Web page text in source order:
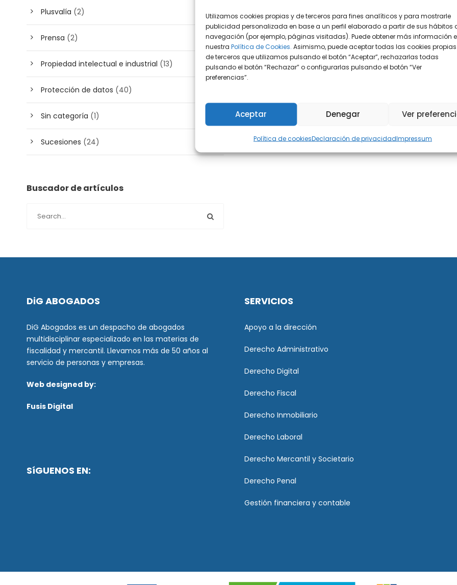
Utilizamos cookies propias y de terceros para fines analíticos y para mostrarle
publicidad personalizada en base a un perfil elaborado a partir de sus hábitos
navegación (por ejemplo, páginas visitadas). Puede obtener más información
nuestra Política de Cookies. Asimismo, puede aceptar todas las cookies
de terceros que utilizamos pulsando el botón “Aceptar”, rechazarlas todas
pulsando el botón “Rechazar” o configurarlas pulsando el botón “Ver
preferencias”.
Aceptar Denegar Ver
Política de cookiesDeclaración de privacidadImpressum
Plusvalía (2)
Prensa (2)
Propiedad intelectual e industrial (13)
Protección de datos (40)
Sin categoría (1)
Sucesiones (24)
Buscador de artículos
DiG ABOGADOS
DiG Abogados es un despacho de abogados
multidisciplinar especializado en las materias de
fiscalidad y mercantil. Llevamos más de 50 años al
servicio de personas y empresas.
Web designed by:
Fusis Digital
SíGUENOS EN:
SERVICIOS
Apoyo a la dirección
Derecho Administrativo
Derecho Digital
Derecho Fiscal
Derecho Inmobiliario
Derecho Laboral
Derecho Mercantil y Societario
Derecho Penal
Gestión financiera y contable